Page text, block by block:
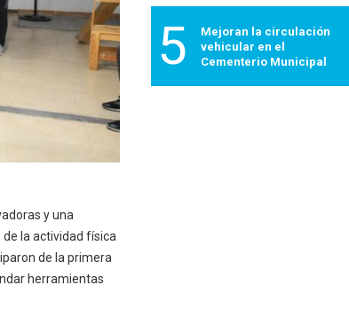
y una
la actividad física
de la primera
herramientas
5
Mejoran la circulación
vehicular en el
Cementerio Municipal